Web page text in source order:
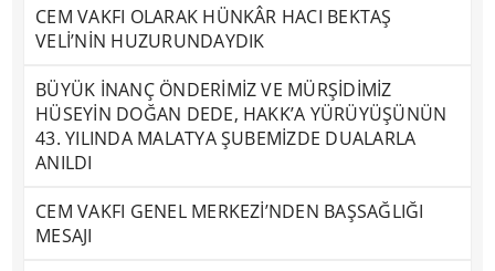
CEM VAKFI OLARAK HÜNKÂR HACI BEKTAŞ
VELİ’NİN HUZURUNDAYDIK
BÜYÜK İNANÇ ÖNDERİMİZ VE MÜRŞİDİMİZ
HÜSEYİN DOĞAN DEDE, HAKK’A YÜRÜYÜŞÜNÜN
43. YILINDA MALATYA ŞUBEMİZDE DUALARLA
ANILDI
CEM VAKFI GENEL MERKEZİ’NDEN BAŞSAĞLIĞI
MESAJI